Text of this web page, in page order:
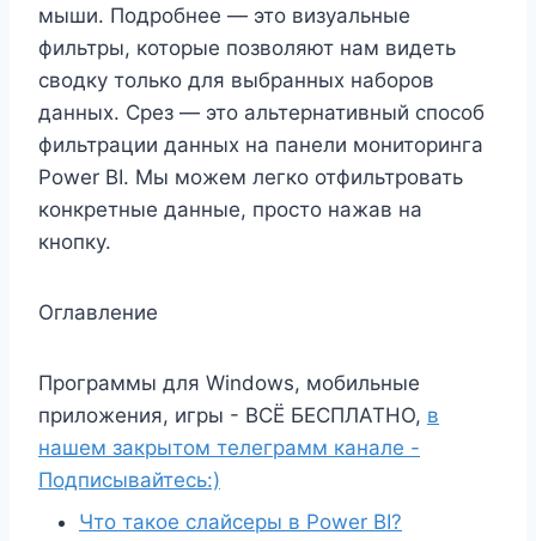
мыши. Подробнее — это визуальные
фильтры, которые позволяют нам видеть
сводку только для выбранных наборов
данных. Срез — это альтернативный способ
фильтрации данных на панели мониторинга
Power BI. Мы можем легко отфильтровать
конкретные данные, просто нажав на
кнопку.
Оглавление
Программы для Windows, мобильные
приложения, игры - ВСЁ БЕСПЛАТНО, в
нашем закрытом телеграмм канале -
Подписывайтесь:)
Что такое слайсеры в Power BI?